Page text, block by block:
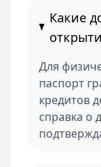
Какие
Для
паспорт
кредитов
справка о